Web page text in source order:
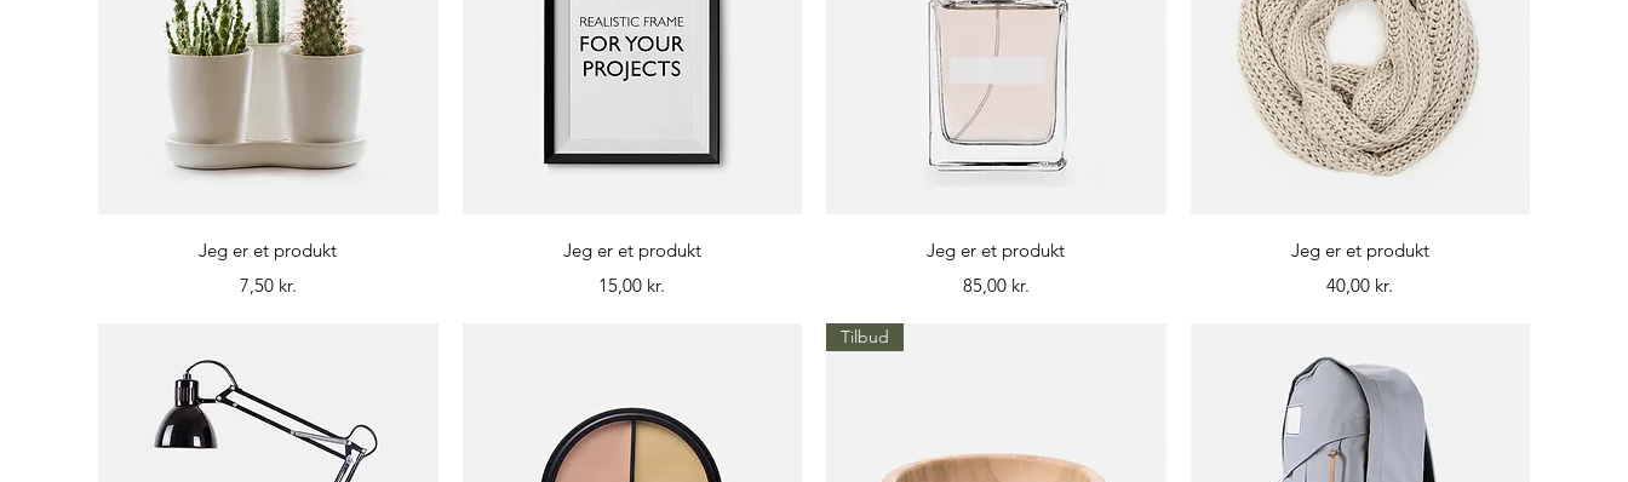
Hurtigvisning
Jeg er et produkt
Pris
7,50 kr.
Hurtigvisning
Jeg er et produkt
Pris
15,00 kr.
Hurtigvisning
Jeg er et produkt
Pris
85,00 kr.
Hurtigvisning
Jeg er et produkt
Pris
40,00 kr.
Tilbud